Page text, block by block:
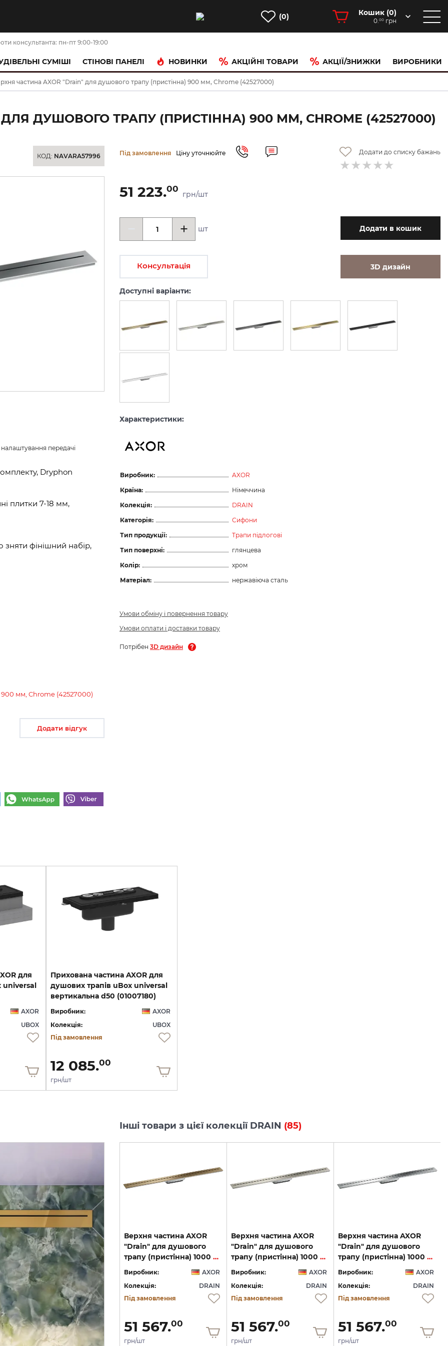
(0) Кошик (0)
0.00 грн
консультанта: пн-пт 9:00-19:00
СУМІШІ CТІНОВІ ПАНЕЛІ НОВИНКИ АКЦІЙНІ ТОВАРИ АКЦІЇ/ЗНИЖКИ ВИРОБНИКИ
частина AXOR "Drain" для душового трапу (пристінна) 900 мм, Chrome (42527000)
ДУШОВОГО ТРАПУ (ПРИСТІННА) 900 ММ, CHROME (42527000)
КОД: NAVARA57996
налаштування передачі
Dryphon
плитки 7-18 мм,
зняти фінішний набір,
Під замовлення Ціну уточнюйте Додати до списку бажань
51 223.00
грн/шт
шт Додати в кошик
Консультація 3D дизайн
Доступні варіанти:
Характеристики:
Виробник:
AXOR
Країна:
Німеччина
Колекція:
DRAIN
Категорія:
Сифони
Тип продукції:
Трапи підлогові
Тип поверхні:
глянцева
Колір:
хром
Матеріал:
нержавіюча сталь
Умови обміну і повернення товару
Умови оплати і доставки товару
Потрібен 3D дизайн
900 мм, Chrome (42527000)
Додати відгук
для
universal
AXOR
UBOX
Прихована частина AXOR для
душових трапів uBox universal
вертикальна d50 (01007180)
Виробник:
AXOR
Колекція:
UBOX
Під замовлення
12 085.00
грн/шт
Інші товари з цієї колекції DRAIN (85)
трапу (пристінна) 900 мм, Brushed Stainless Steel (42527800)
Верхня частина AXOR
"Drain" для душового
Виробник:
AXOR
Колекція:
DRAIN
Під замовлення
46 409.00
грн/шт
Верхня частина AXOR
"Drain" для душового
трапу (пристінна) 1000 мм, Brushed Bronze (42528140)
Виробник:
AXOR
Колекція:
DRAIN
Під замовлення
51 567.00
грн/шт
Верхня частина AXOR
"Drain" для душового
трапу (пристінна) 1000 мм, Brushed Stainless Steel (42528800)
Виробник:
AXOR
Колекція:
DRAIN
Під замовлення
51 567.00
грн/шт
Верхня частина AXOR
"Drain" для душового
трапу (пристінна) 1000 мм, Chrome (42528000)
Виробник:
AXOR
Колекція:
DRAIN
Під замовлення
51 567.00
грн/шт